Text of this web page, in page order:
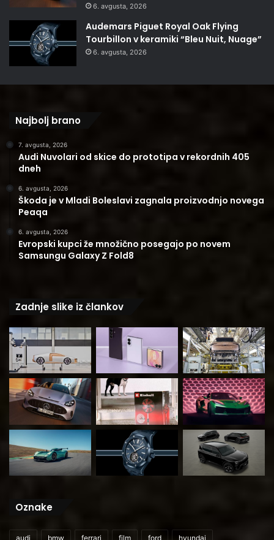
6. avgusta, 2026
Audemars Piguet Royal Oak Flying
Tourbillon v keramiki “Bleu Nuit, Nuage”
6. avgusta, 2026
Najbolj brano
7. avgusta, 2026
Audi Nuvolari od skice do prototipa v rekordnih 405
dneh
6. avgusta, 2026
Škoda je v Mladi Boleslavi zagnala proizvodnjo novega
Peaqa
6. avgusta, 2026
Evropski kupci že množično posegajo po novem
Samsungu Galaxy Z Fold8
Zadnje slike iz člankov
Oznake
audi bmw ferrari film ford hyundai